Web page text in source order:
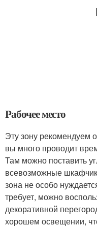
Рабочее место
Эту зону рекомендуем
вы много проводит
Там можно поставить
всевозможные
зона не особо
требует, можно
декоративной
хорошем освещении,